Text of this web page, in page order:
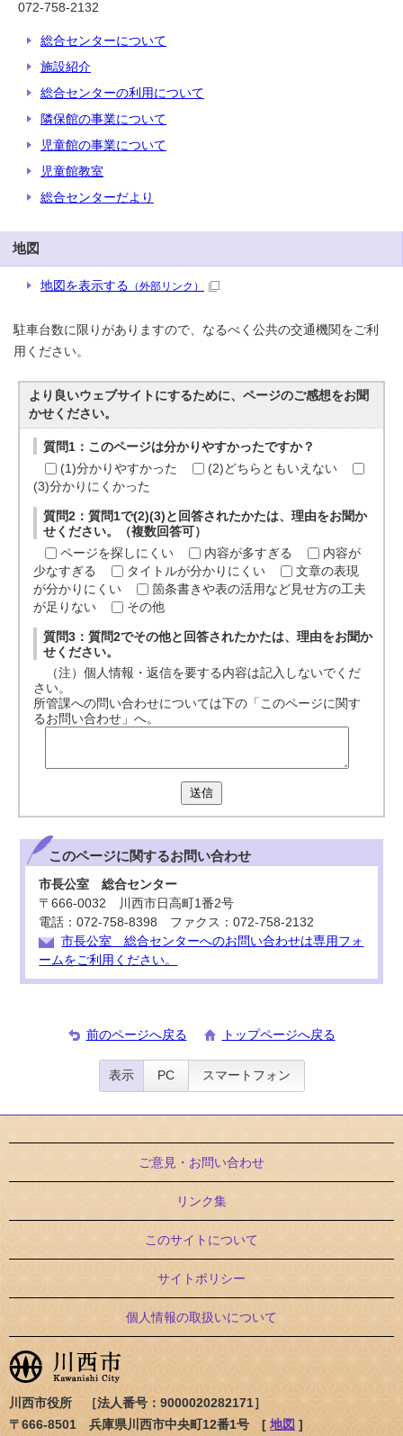
072-758-2132
総合センターについて
施設紹介
総合センターの利用について
隣保館の事業について
児童館の事業について
児童館教室
総合センターだより
地図
地図を表示する （外部リンク）
駐車台数に限りがありますので、なるべく公共の交通機関をご利
用ください。
より良いウェブサイトにするために、ページのご感想をお聞
かせください。
質問1：このページは分かりやすかったですか？
(1)分かりやすかった
(2)どちらともいえない
(3)分かりにくかった
質問2：質問1で(2)(3)と回答されたかたは、理由をお聞か
せください。（複数回答可）
ページを探しにくい
内容が多すぎる
内容が
少なすぎる
タイトルが分かりにくい
文章の表現
が分かりにくい
箇条書きや表の活用など見せ方の工夫
が足りない
その他
質問3：質問2でその他と回答されたかたは、理由をお聞か
せください。
（注）個人情報・返信を要する内容は記入しないでくだ
さい。
所管課への問い合わせについては下の「このページに関す
るお問い合わせ」へ。
送信
このページに関するお問い合わせ
市長公室 総合センター
〒666-0032 川西市日高町1番2号
電話：072-758-8398 ファクス：072-758-2132
市長公室 総合センターへのお問い合わせは専用フォ
ームをご利用ください。
前のページへ戻る トップページへ戻る
表示 PC スマートフォン
ご意見・お問い合わせ
リンク集
このサイトについて
サイトポリシー
個人情報の取扱いについて
川西市役所 ［法人番号：9000020282171］
〒666-8501 兵庫県川西市中央町12番1号 [ 地図 ]